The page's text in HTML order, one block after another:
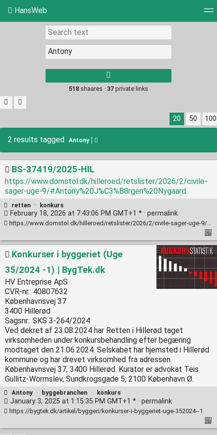
HansWeb
Picture wall
results.
518 shaares · 37 private links
20 50 100
2 results tagged Antony
BS-37419/2025-HIL
https://www.domstol.dk/hilleroed/retslister/2026/2/civile-
sager-uge-9/#Antony%20J%C3%B8rgen%20Nygaard
retten · konkurs
February 18, 2026 at 7:43:06 PM GMT+1 * · permalink
https://www.domstol.dk/hilleroed/retslister/2026/2/civile-sager-uge-9/#Antony%20J%C3%B8rgen%20Nygaard
Konkurser i byggeriet (Uge
35/2024 -1) | BygTek.dk
HV Entreprise ApS
CVR-nr.: 40807632
Københavnsvej 37
3400 Hillerød
Sagsnr.: SKS 3-264/2024
Ved dekret af 23.08.2024 har Retten i Hillerød taget
virksomheden under konkursbehandling efter begæring
modtaget den 21.06.2024. Selskabet har hjemsted i Hillerød
kommune og har drevet virksomhed fra adressen
Københavnsvej 37, 3400 Hillerød. Kurator er advokat Teis
Gullitz-Wormslev, Sundkrogsgade 5, 2100 København Ø.
Antony · byggebranchen · konkurs
January 3, 2025 at 1:15:35 PM GMT+1 * · permalink
https://bygtek.dk/artikel/byggeri/konkurser-i-byggeriet-uge-352024--1